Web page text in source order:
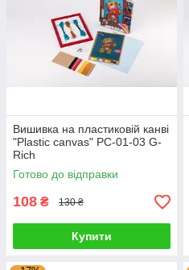
Вишивка на пластиковій канві
"Plastic canvas" PC-01-03 G-
Rich
Готово до відправки
108 ₴ 130 ₴
Купити